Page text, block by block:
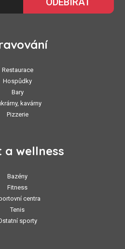
Restaurace
Hospůdky
Bary
kavárny
Pizzerie
a wellness
Bazény
Fitness
centra
Tenis
sporty